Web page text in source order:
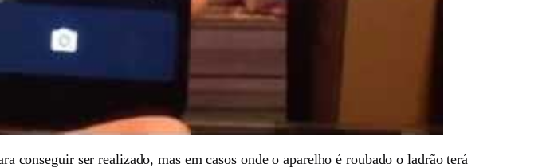
conseguir ser realizado, mas em casos onde o aparelho é roubado o ladrão terá